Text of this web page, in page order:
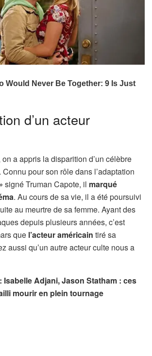
d’un acteur
on a appris la disparition d’un célèbre
pour son rôle dans l’adaptation
signé Truman Capote, il marqué
. Au cours de sa vie, il a été poursuivi
au meurtre de sa femme. Ayant des
depuis plusieurs années, c’est
que l’acteur américain tiré sa
aussi qu’un autre acteur culte nous a
Isabelle Adjani, Jason Statham : ces
mourir en plein tournage